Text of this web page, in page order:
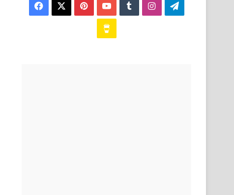
Facebook PinterestYouTubeTumblrInstagramTelegram